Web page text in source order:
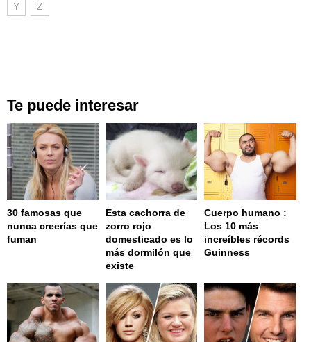
Y Z
Te puede interesar
30 famosas que
nunca creerías que
fuman
Esta cachorra de
zorro rojo
domesticado es lo
más dormilón que
existe
Cuerpo humano :
Los 10 más
increíbles récords
Guinness